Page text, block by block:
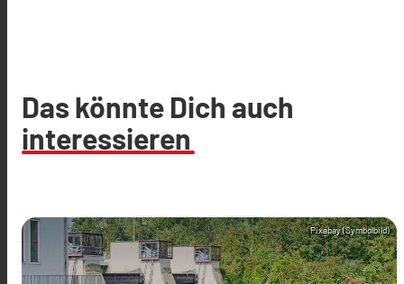
Das könnte Dich auch
interessieren
Pixabay (Symbolbild)